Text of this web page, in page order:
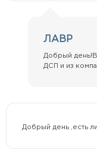
ЛАВР
Добрый
ДСП и из
Добрый день ,есть